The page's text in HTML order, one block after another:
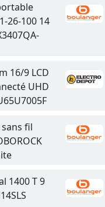
26-100 14
16/9 LCD
UHD
fil
1400 T 9